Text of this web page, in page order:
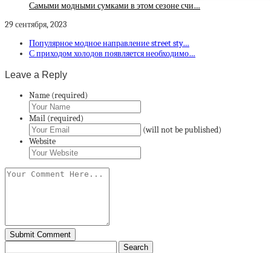
Самыми модными сумками в этом сезоне счи…
29 сентября, 2023
Популярное модное направление street sty…
С приходом холодов появляется необходимо…
Leave a Reply
Name (required)
Mail (required)
(will not be published)
Website